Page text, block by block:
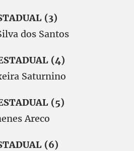
(3)
dos Santos
(4)
Saturnino
(5)
Areco
(6)